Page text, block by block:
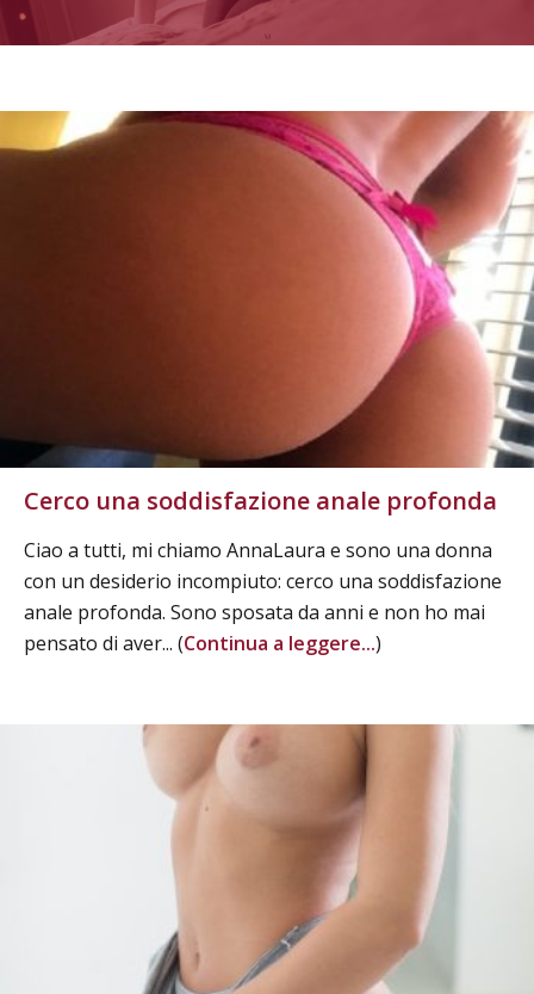
Cerco una soddisfazione anale profonda
Ciao a tutti, mi chiamo AnnaLaura e sono una donna
con un desiderio incompiuto: cerco una soddisfazione
anale profonda. Sono sposata da anni e non ho mai
pensato di aver... (Continua a leggere...)